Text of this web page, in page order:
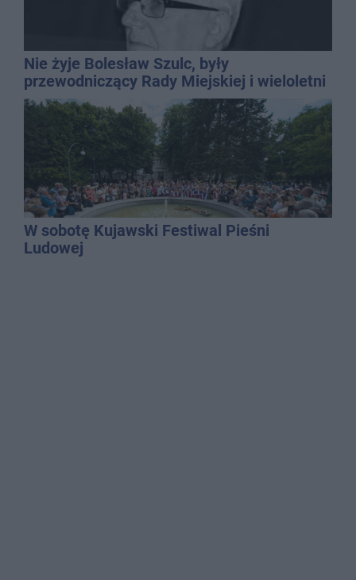
Nie żyje Bolesław Szulc, były
przewodniczący Rady Miejskiej i wieloletni
dyrektor SP 14
W sobotę Kujawski Festiwal Pieśni
Ludowej